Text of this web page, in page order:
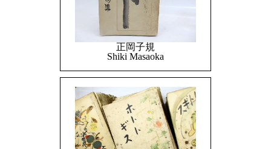
正岡子規
Shiki Masaoka